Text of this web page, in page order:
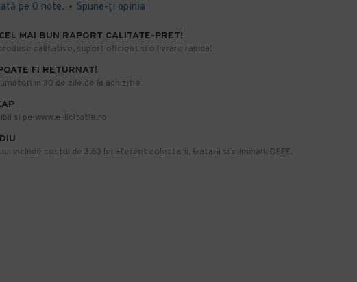
pe 0 note. - Spune-ţi opinia
MAI BUN RAPORT CALITATE-PRET!
calitative, suport eficient si o livrare rapida!
FI RETURNAT!
in 30 de zile de la achizitie
si pe www.e-licitatie.ro
include costul de 3,63 lei aferent colectarii, tratarii si eliminarii DEEE.